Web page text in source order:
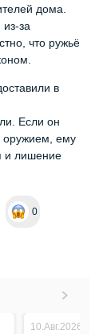
дома.
за
что ружьё
в
Если он
оружием, ему
и лишение
0
10.Авг.2026 8:37